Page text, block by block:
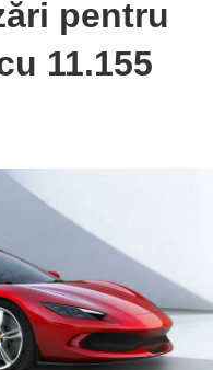
pentru
11.155